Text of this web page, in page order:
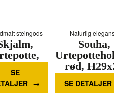
steingods
brun,
steingods
SE
informasjon
Naturlig
Souha,
rød,
cm,
SE DETALJER
Mer